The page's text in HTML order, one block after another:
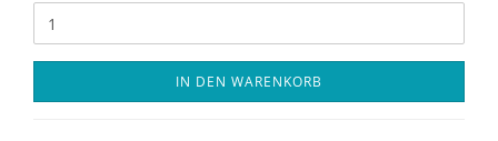
IN DEN WARENKORB